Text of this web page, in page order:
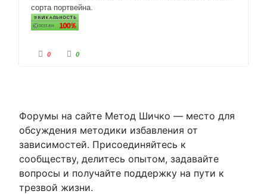
сорта портвейна.
п
л
ц
в
н
и
з
.
0
п
л
ц
в
е
р
х
0
Форумы на сайте Метод Шичко — место для
обсуждения методики избавления от
зависимостей. Присоединяйтесь к
сообществу, делитесь опытом, задавайте
вопросы и получайте поддержку на пути к
трезвой жизни.